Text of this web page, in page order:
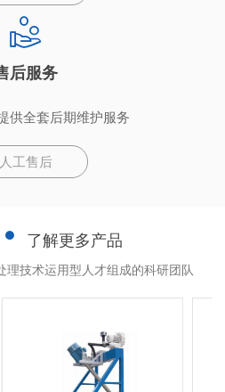
后服务
供全套后期维护服务
人工售后
了解更多产品
理技术运用型人才组成的科研团队